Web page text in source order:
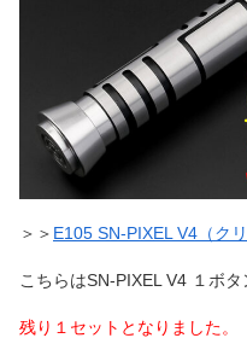
＞＞ E105 SN-PIXEL V4（ク
こちらはSN-PIXEL V4 １ボタ
残り１セットとなりました。